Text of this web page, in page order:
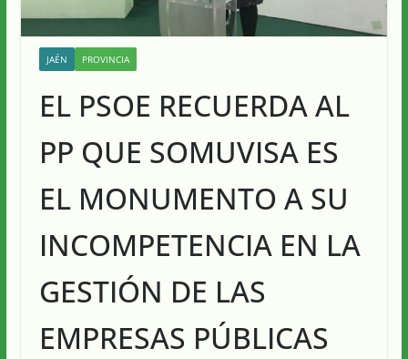
JAÉN PROVINCIA
EL PSOE RECUERDA AL
PP QUE SOMUVISA ES
EL MONUMENTO A SU
INCOMPETENCIA EN LA
GESTIÓN DE LAS
EMPRESAS PÚBLICAS